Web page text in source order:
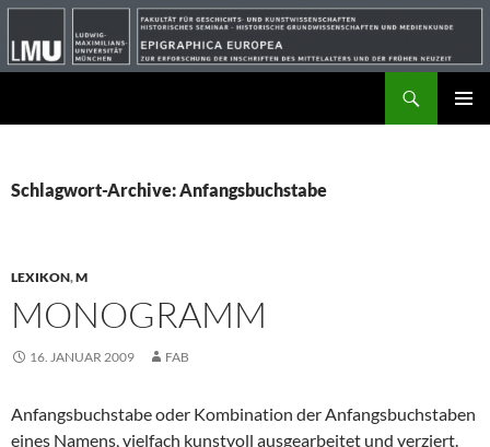
Schlagwort-Archive: Anfangsbuchstabe
LEXIKON,M
MONOGRAMM
16. JANUAR 2009 FAB
Anfangsbuchstabe oder Kombination der Anfangsbuchstaben
eines Namens, vielfach kunstvoll ausgearbeitet und verziert.